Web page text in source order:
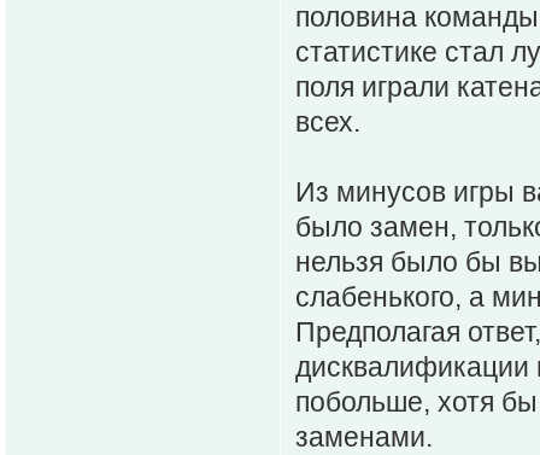
половина
статистике стал
поля играли
всех.
Из минусов игры
было замен,
нельзя было бы
слабенького, а
Предполагая
дисквалификации
побольше, хотя
заменами.